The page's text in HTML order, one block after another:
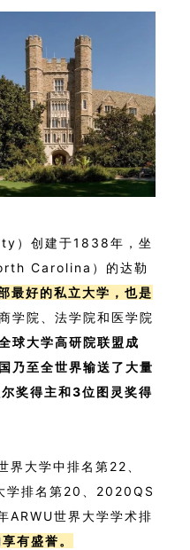
）创建于1838年，坐
Carolina）的达勒
最好的私立大学，也是
学院、法学院和医学院
球大学高研院联盟成
乃至全世界输送了大量
奖得主和3位图灵奖得
大学中排名第22、
学排名第20、2020QS
ARWU世界大学学术排
有盛誉。